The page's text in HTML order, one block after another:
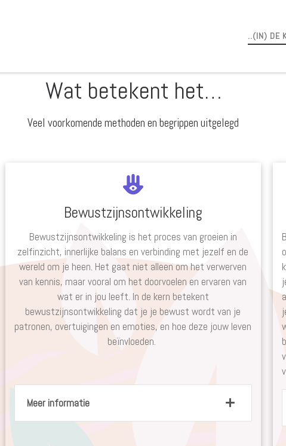
..(IN) DE
Wat betekent het…
Veel voorkomende methoden en begrippen uitgelegd
Bewustzijnsontwikkeling
Bewustzijnsontwikkeling is het proces van groeien in
zelfinzicht, innerlijke balans en verbinding met jezelf en de
wereld om je heen. Het gaat niet alleen om het verwerven
van kennis, maar vooral om het doorvoelen en ervaren van
wat er in jou leeft. In de kern betekent
bewustzijnsontwikkeling dat je je bewust wordt van je
patronen, overtuigingen en emoties, en hoe deze jouw leven
beïnvloeden.
Meer informatie